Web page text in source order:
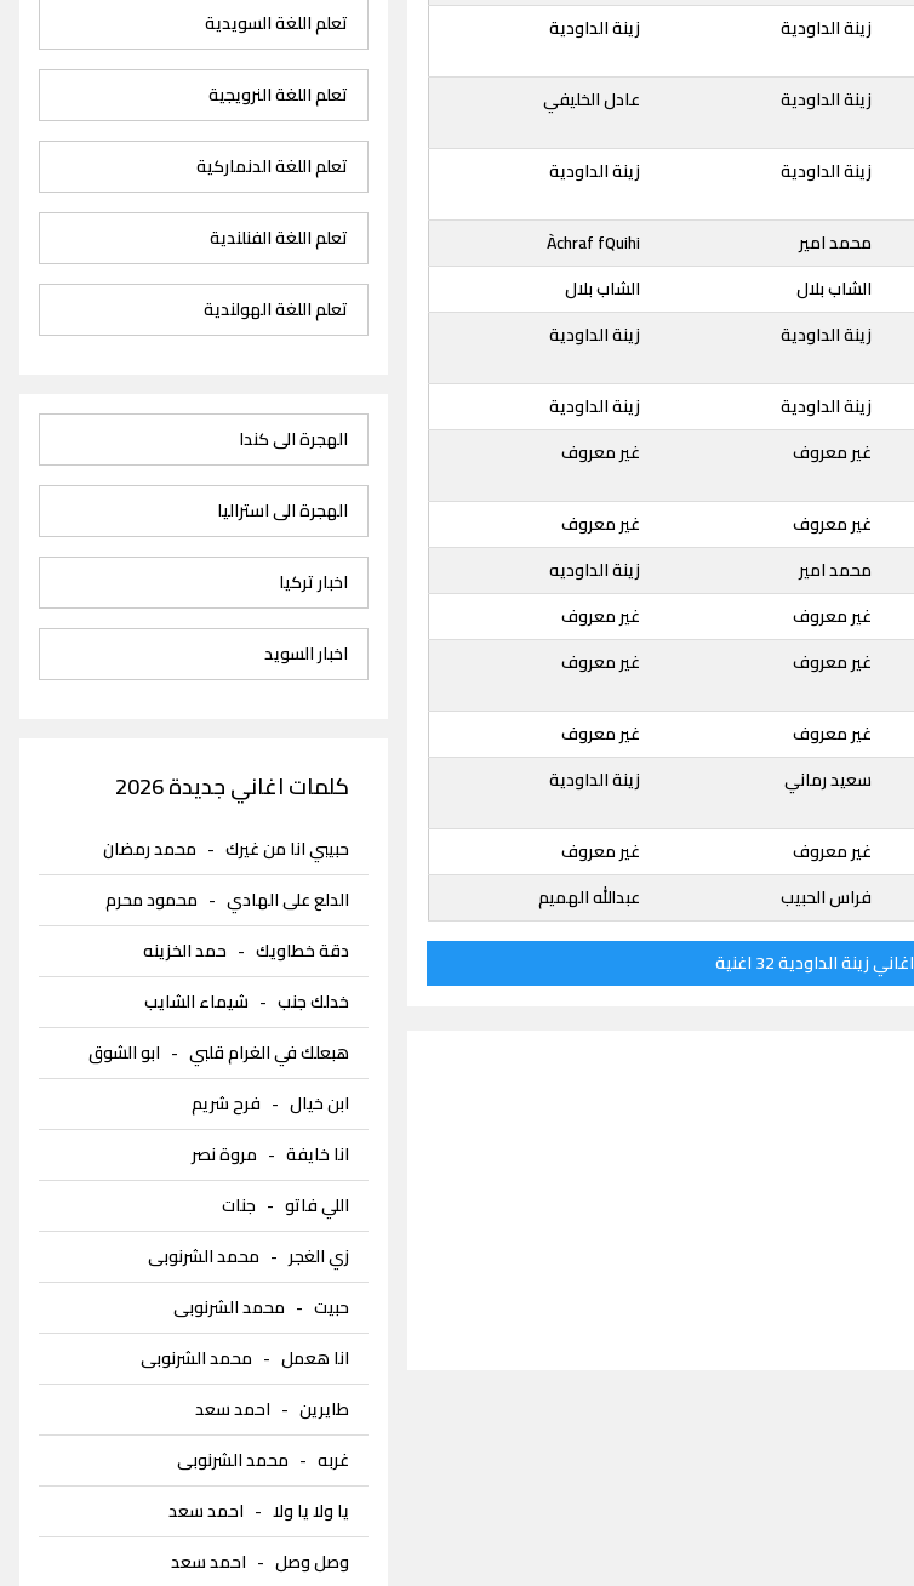
زينة الداودية زينة الداودية
زينة الداودية عادل الخليفي
زينة الداودية زينة الداودية
محمد امير
Àchraf fQuihi
الشاب بلال
الشاب بلال
زينة الداودية زينة الداودية
زينة الداودية
زينة الداودية
غير معروف غير معروف
غير معروف
غير معروف
محمد امير
زينة الداوديه
غير معروف
غير معروف
غير معروف غير معروف
غير معروف
غير معروف
سعيد رماني زينة الداودية
غير معروف
غير معروف
فراس الحبيب عبدالله الهميم
اغاني زينة الداودية 32 اغنية
تعلم اللغة السويدية
تعلم اللغة النرويجية
تعلم اللغة الدنماركية
تعلم اللغة الفنلندية
تعلم اللغة الهولندية
الهجرة الى كندا
الهجرة الى استراليا
اخبار تركيا
اخبار السويد
كلمات اغاني جديدة 2026
حبيبي انا من غيرك- محمد رمضان
الدلع على الهادي- محمود محرم
دقة خطاويك- حمد الخزينه
خدلك جنب- شيماء الشايب
هبعلك في الغرام قلبي- ابو الشوق
ابن خيال- فرح شريم
انا خايفة- مروة نصر
اللي فاتو- جنات
زي الغجر - محمد الشرنوبى
حبيت- محمد الشرنوبى
انا هعمل- محمد الشرنوبى
طايرين- احمد سعد
غربه- محمد الشرنوبى
يا ولا يا ولا- احمد سعد
وصل وصل- احمد سعد